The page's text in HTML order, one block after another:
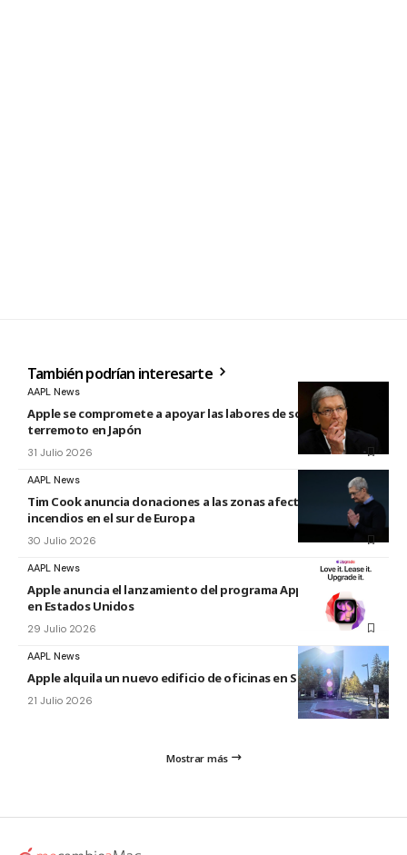
También podrían interesarte
AAPL News
Apple se compromete a apoyar las labores de socorro tras el
terremoto en Japón
31 Julio 2026
AAPL News
Tim Cook anuncia donaciones a las zonas afectadas por los
incendios en el sur de Europa
30 Julio 2026
AAPL News
Apple anuncia el lanzamiento del programa Apple Upgrade
en Estados Unidos
29 Julio 2026
AAPL News
Apple alquila un nuevo edificio de oficinas en Sunnyvale
21 Julio 2026
Mostrar más